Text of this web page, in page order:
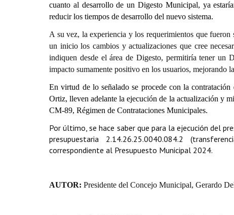
cuanto al desarrollo de un Digesto Municipal, ya
reducir los tiempos de desarrollo del nuevo sistema.
A su vez, la experiencia y los requerimientos que
un inicio los cambios y actualizaciones que cree
indiquen desde el área de Digesto, permitiría tener un
impacto sumamente positivo en los usuarios, mejorando
En virtud de lo señalado se procede con la
Ortiz, lleven adelante la ejecución de la actualización y
CM-89, Régimen de Contrataciones Municipales.
Por último, se hace saber que para la ejecución del
presupuestaria 2.14.26.25.0040.084.2
correspondiente al Presupuesto Municipal 2024.
AUTOR: Presidente del Concejo Municipal, Gerardo